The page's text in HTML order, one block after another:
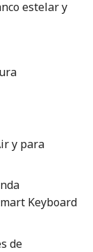
estelar y
y para
Keyboard
de